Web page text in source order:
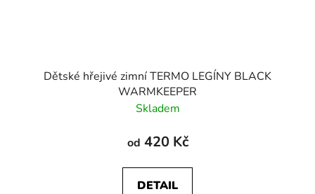
Dětské hřejivé zimní TERMO LEGÍNY BLACK
WARMKEEPER
Skladem
od 420 Kč
DETAIL